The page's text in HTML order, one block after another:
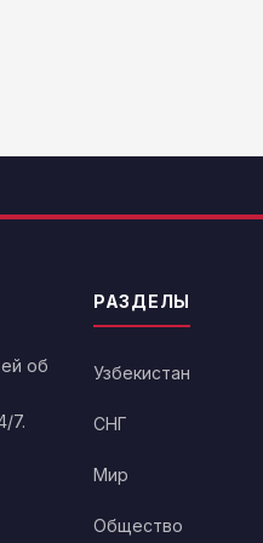
об
7.
РАЗДЕЛЫ
Узбекистан
СНГ
Мир
Общество